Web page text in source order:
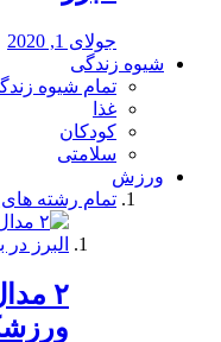
جولای 1, 2020
شیوه زندگی
تمام شیوه
غذا
کودکان
سلامتی
ورزش
تمام رشته